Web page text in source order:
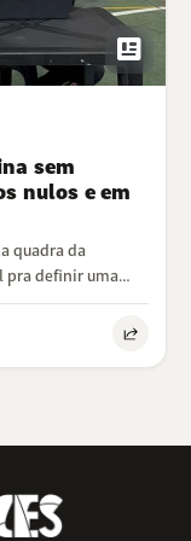
newsmode
sem
nulos e em
quadra da
pra definir uma